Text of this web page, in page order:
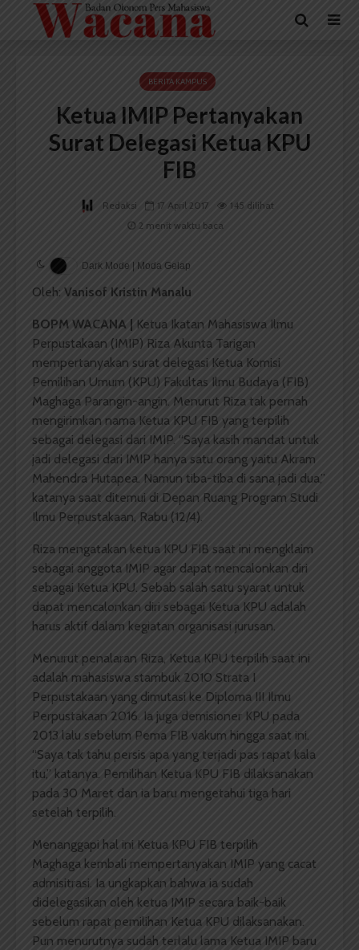
BERITA KAMPUS
Ketua IMIP Pertanyakan
Surat Delegasi Ketua KPU
FIB
Redaksi 17 April 2017
145 dilihat
2 menit waktu baca
Dark Mode | Moda Gelap
Oleh: Vanisof Kristin Manalu
BOPM WACANA |
Ketua Ikatan Mahasiswa Ilmu
Perpustakaan (IMIP) Riza Akunta Tarigan
mempertanyakan surat delegasi Ketua Komisi
Pemilihan Umum (KPU) Fakultas Ilmu Budaya (FIB)
Maghaga Parangin-angin. Menurut Riza tak pernah
mengirimkan nama Ketua KPU FIB yang terpilih
sebagai delegasi dari IMIP. “Saya kasih mandat untuk
jadi delegasi dari IMIP hanya satu orang yaitu Akram
Mahendra Hutapea. Namun tiba-tiba di sana jadi dua,”
katanya saat ditemui di Depan Ruang Program Studi
Ilmu Perpustakaan, Rabu (12/4).
Riza mengatakan ketua KPU FIB saat ini mengklaim
sebagai anggota IMIP agar dapat mencalonkan diri
sebagai Ketua KPU. Sebab salah satu syarat untuk
dapat mencalonkan diri sebagai Ketua KPU adalah
harus aktif dalam kegiatan organisasi jurusan.
Menurut penalaran Riza, Ketua KPU terpilih saat ini
adalah mahasiswa stambuk 2010 Strata I
Perpustakaan yang dimutasi ke Diploma III Ilmu
Perpustakaan 2016. Ia juga demisioner KPU pada
2013 lalu sebelum Pema FIB vakum hingga saat ini.
“Saya tak tahu persis apa yang terjadi pas rapat kala
itu,” katanya. Pemilihan Ketua KPU FIB dilaksanakan
pada 30 Maret dan ia baru mengetahui tiga hari
setelah terpilih.
Menanggapi hal ini Ketua KPU FIB terpilih
Maghaga kembali mempertanyakan IMIP yang cacat
admisitrasi. Ia ungkapkan bahwa ia sudah
didelegasikan oleh ketua IMIP secara baik-baik
sebelum rapat pemilihan Ketua KPU dilaksanakan.
Pun menurutnya sudah terlalu lama Ketua IMIP baru